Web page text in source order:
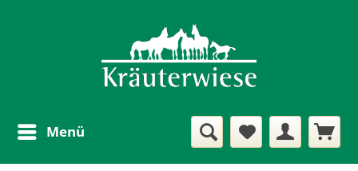
Menü